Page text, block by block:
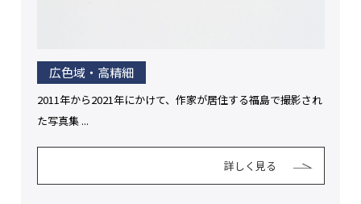
広色域・高精細
2011年から2021年にかけて、作家が居住する福島で撮影され
た写真集 ...
詳しく見る